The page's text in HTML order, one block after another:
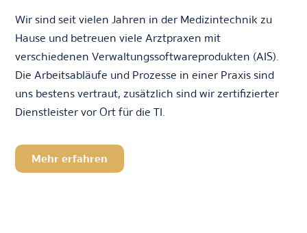
Wir sind seit vielen Jahren in der Medizintechnik zu
Hause und betreuen viele Arztpraxen mit
verschiedenen Verwaltungssoftwareprodukten (AIS).
Die Arbeitsabläufe und Prozesse in einer Praxis sind
uns bestens vertraut, zusätzlich sind wir zertifizierter
Dienstleister vor Ort für die TI.
Mehr erfahren